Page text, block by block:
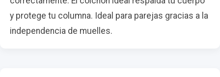
y protege tu columna. Ideal para parejas gracias a la
independencia de muelles.